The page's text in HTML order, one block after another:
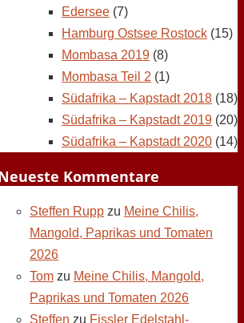
Edersee (7)
Hamburg Ostsee Rostock (15)
Mombasa 2019 (8)
Mombasa Teil 2 (1)
Südafrika – Kapstadt 2018 (18)
Südafrika – Kapstadt 2019 (20)
Südafrika – Kapstadt 2020 (14)
Kommentare
Steffen Rupp zu Meine Chilis,
Mangold, Paprikas und Tomaten
2026
Tom zu Meine Chilis, Mangold,
Paprikas und Tomaten 2026
Steffen zu Fissler Edelstahl-